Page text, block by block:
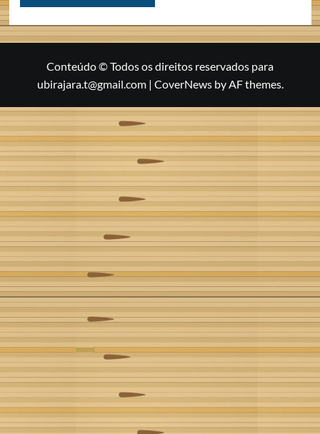
Conteúdo © Todos os direitos reservados para
ubirajara.t@gmail.com | CoverNewsby AF themes.